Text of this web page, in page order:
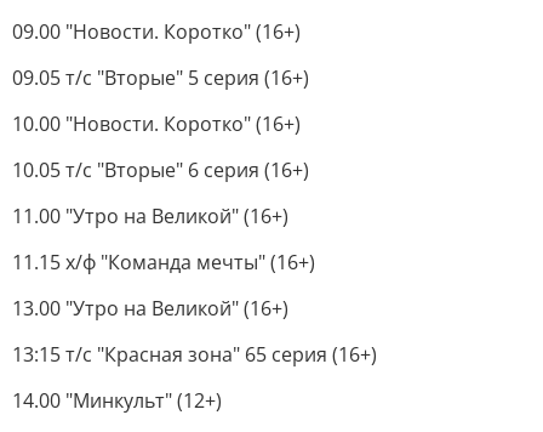
09.00 "Новости. Коротко" (16+)
09.05 т/с "Вторые" 5 серия (16+)
10.00 "Новости. Коротко" (16+)
10.05 т/с "Вторые" 6 серия (16+)
11.00 "Утро на Великой" (16+)
11.15 х/ф "Команда мечты" (16+)
13.00 "Утро на Великой" (16+)
13:15 т/с "Красная зона" 65 серия (16+)
14.00 "Минкульт" (12+)